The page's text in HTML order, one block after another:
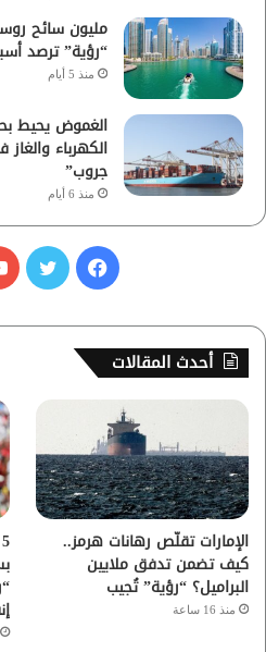
مليون سائح
“رؤية” ترصد
منذ 5 أيام
الغموض يحيط
الكهرباء
جروب”
منذ 6 أيام
س
ب
ك
أحدث المقالات
الإمارات تقلّص رهانات هرمز..
كيف تضمن تدفق ملايين
البراميل؟ “رؤية” تُجيب
منذ 16 ساعة